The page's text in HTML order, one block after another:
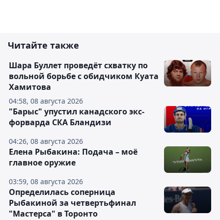
Читайте также
04:58, 08 августа 2026
Шара Буллет проведёт схватку по
вольной борьбе с обидчиком Куата
Хамитова
04:26, 08 августа 2026
"Барыс" упустил канадского экс-
форварда СКА Бландизи
03:59, 08 августа 2026
Елена Рыбакина: Подача – моё
главное оружие
Определилась соперница
Рыбакиной за четвертьфинал
"Мастерса" в Торонто